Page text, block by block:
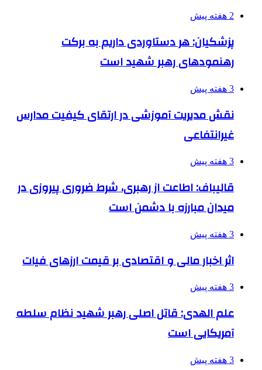
2 هفته پیش
پزشکیان: هر دستاوردی داریم به برکت
رهنمودهای رهبر شهید است
3 هفته پیش
نقش مدیریت آموزشی در ارتقای کیفیت مدارس
غیرانتفاعی
3 هفته پیش
قالیباف: اطاعت از رهبری، شرط ضروری پیروزی در
میدان مبارزه با دشمن است
3 هفته پیش
اثر اخبار مالی و اقتصادی بر قیمت ارزهای فیات
3 هفته پیش
علم الهدی: قاتل اصلی رهبر شهید نظام سلطه
آمریکایی است
3 هفته پیش